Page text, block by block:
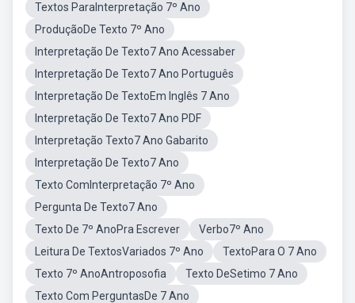
Textos ParaInterpretação 7º Ano
ProduçãoDe Texto 7º Ano
Interpretação De Texto7 Ano Acessaber
Interpretação De Texto7 Ano Português
Interpretação De TextoEm Inglês 7 Ano
Interpretação De Texto7 Ano PDF
Interpretação Texto7 Ano Gabarito
Interpretação De Texto7 Ano
Texto ComInterpretação 7º Ano
Pergunta De Texto7 Ano
Texto De 7º AnoPra Escrever
Verbo7º Ano
Leitura De TextosVariados 7º Ano
TextoPara O 7 Ano
Texto 7º AnoAntroposofia
Texto DeSetimo 7 Ano
Texto Com PerguntasDe 7 Ano